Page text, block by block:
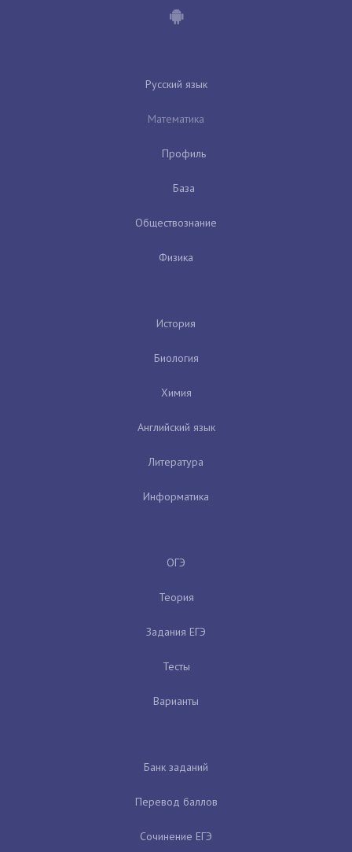
Русский язык
Математика
Профиль
База
Обществознание
Физика
История
Биология
Химия
Английский язык
Литература
Информатика
ОГЭ
Теория
Задания ЕГЭ
Тесты
Варианты
Банк заданий
Перевод баллов
Сочинение ЕГЭ